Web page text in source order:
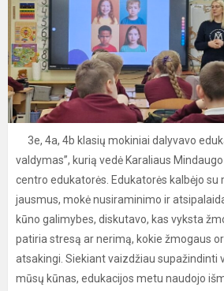
3e, 4a, 4b klasių mokiniai dalyvavo
valdymas”, kurią vedė Karaliaus
centro edukatorės. Edukatorės kalbėjo su
jausmus, mokė nusiraminimo ir
kūno galimybes, diskutavo, kas vyksta
patiria stresą ar nerimą, kokie žmogaus
atsakingi. Siekiant vaizdžiau supažindinti
mūsų kūnas, edukacijos metu naudojo